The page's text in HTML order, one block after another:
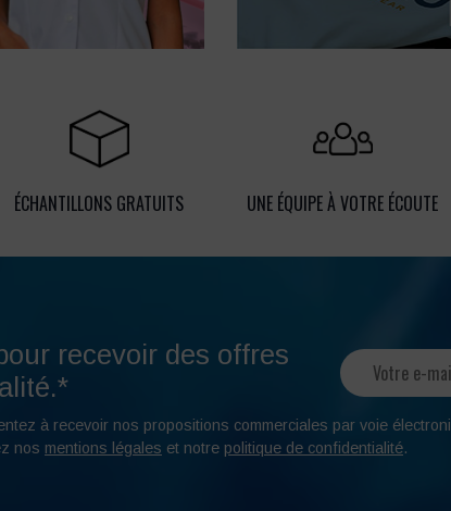
ÉCHANTILLONS GRATUITS UNE ÉQUIPE À VOTRE ÉCOUTE
recevoir des offres
à recevoir nos propositions commerciales par voie
nos mentions légales et notre politique de confidentialité.